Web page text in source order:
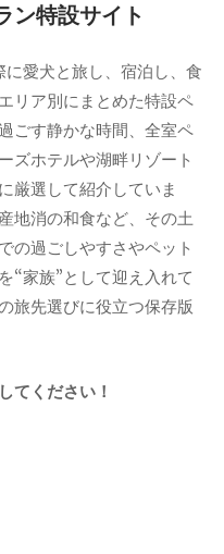
ン特設サイト
愛犬と旅し、宿泊し、食
リア別にまとめた特設ペ
ごす静かな時間、全室ペ
ズホテルや湖畔リゾート
厳選して紹介していま
地消の和食など、その土
の過ごしやすさやペット
“家族”として迎え入れて
旅先選びに役立つ保存版
てください！